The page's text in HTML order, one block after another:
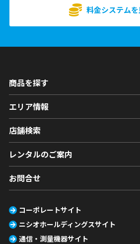
料金システムを
商品を探す
エリア情報
店舗検索
レンタルのご案内
お問合せ
コーポレートサイト
ニシオホールディングスサイト
通信・測量機器サイト